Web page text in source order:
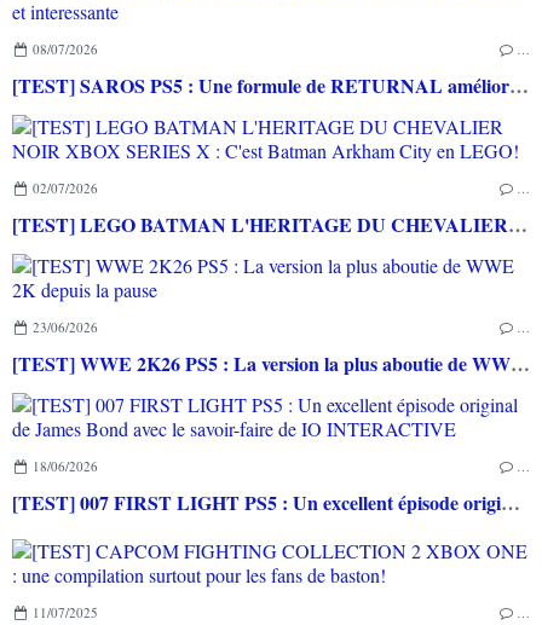
08/07/2026 …
[TEST] SAROS PS5 : Une formule de RETURNAL améliorée et interessante
02/07/2026 …
[TEST] LEGO BATMAN L'HERITAGE DU CHEVALIER NOIR XBOX SERIES X : C'est Batman Arkham City en LEGO!
23/06/2026 …
[TEST] WWE 2K26 PS5 : La version la plus aboutie de WWE 2K depuis la pause
18/06/2026 …
[TEST] 007 FIRST LIGHT PS5 : Un excellent épisode original de James Bond avec le savoir-faire de IO INTERACTIVE
11/07/2025 …